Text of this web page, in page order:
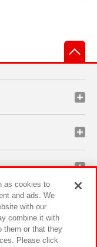
as cookies to
and ads. We
with our
combine it with
them or that they
Please click